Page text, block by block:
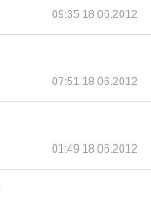
09:35 18.06.2012
07:51 18.06.2012
01:49 18.06.2012